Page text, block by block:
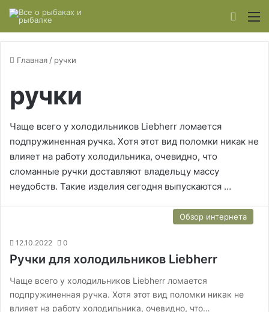
Главная / ручки
ручки
Чаще всего у холодильников Liebherr ломается
подпружиненная ручка. Хотя этот вид поломки никак не
влияет на работу холодильника, очевидно, что
сломанные ручки доставляют владельцу массу
неудобств. Такие изделия сегодня выпускаются …
Обзор интернета
12.10.2022 0
Ручки для холодильников Liebherr
Чаще всего у холодильников Liebherr ломается
подпружиненная ручка. Хотя этот вид поломки никак не
влияет на работу холодильника, очевидно, что…